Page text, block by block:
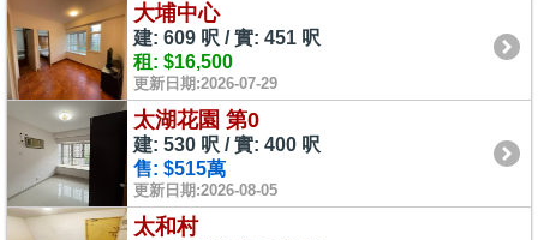
大埔中心
建: 609 呎 / 實: 451 呎
租: $16,500
更新日期:2026-07-29
太湖花園 第0
建: 530 呎 / 實: 400 呎
售: $515萬
更新日期:2026-08-05
太和村